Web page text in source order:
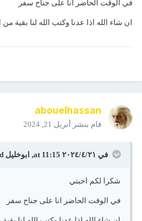
في الوقت الحاضر انا على جناح سفر
ان شاء الله اذا عدنا وكتب الله لنا بقية
abouelhassan
قام بنشر أبريل 21, 2024
في ٢١‏/٤‏/٢٠٢٤ at 11:15, ابوخليل said:
شكرا لكم احبتي
في الوقت الحاضر انا على جناح سفر